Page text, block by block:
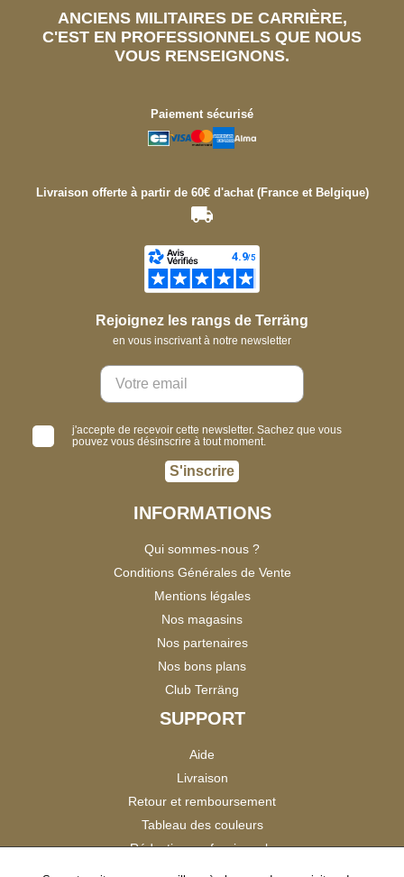
ANCIENS MILITAIRES DE CARRIÈRE,
C'EST EN PROFESSIONNELS QUE NOUS
VOUS RENSEIGNONS.
Paiement sécurisé
Livraison offerte à partir de 60€ d'achat (France et Belgique)
Rejoignez les rangs de Terräng
en vous inscrivant à notre newsletter
j'accepte de recevoir cette newsletter. Sachez que vous
pouvez vous désinscrire à tout moment.
S'inscrire
INFORMATIONS
Qui sommes-nous ?
Conditions Générales de Vente
Mentions légales
Nos magasins
Nos partenaires
Nos bons plans
Club Terräng
SUPPORT
Aide
Livraison
Retour et remboursement
Tableau des couleurs
Réduction professionnels
Catalogues